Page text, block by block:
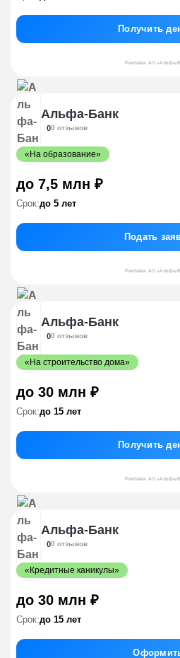
Получить
Реклама: АО «Альфа-
Альфа-Банк
00 отзывов
«На образование»
до 7,5 млн ₽
Срок:до 5 лет
Подать
Реклама: АО «Альфа-
Альфа-Банк
00 отзывов
«На строительство дома»
до 30 млн ₽
Срок:до 15 лет
Получить
Реклама: АО «Альфа-
Альфа-Банк
00 отзывов
«Кредитные каникулы»
до 30 млн ₽
Срок:до 15 лет